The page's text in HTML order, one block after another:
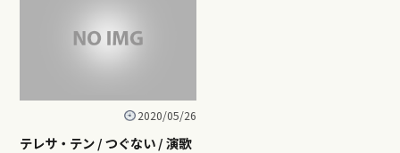
2020/05/26
テレサ・テン / つぐない / 演歌